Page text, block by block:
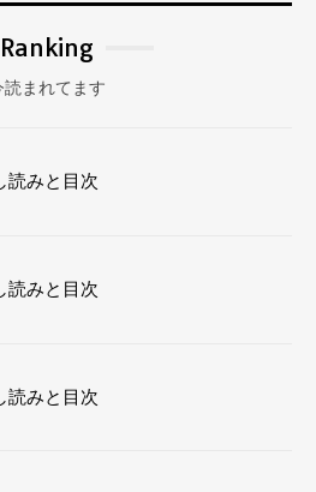
Ranking
読まれてます
読みと目次
読みと目次
読みと目次